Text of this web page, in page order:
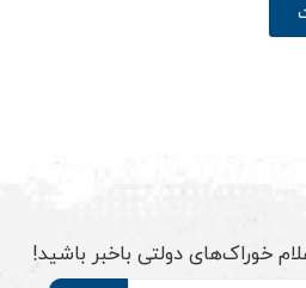
خوراک‌های دولتی باخبر باشید!